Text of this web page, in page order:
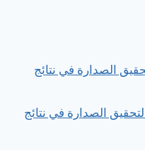
الصدارة في نتائج
الصدارة في نتائج